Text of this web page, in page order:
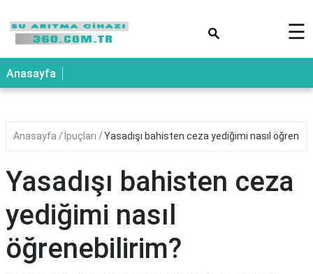
☰
Anasayfa
Anasayfa İpuçları Yasadışı bahisten ceza yediğimi nasıl
Yasadışı bahisten ceza
yediğimi nasıl
öğrenebilirim?